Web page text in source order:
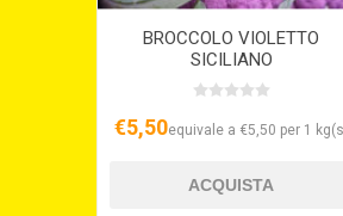
BROCCOLO VIOLETTO
SICILIANO
€5,50equivale a €5,50 per 1